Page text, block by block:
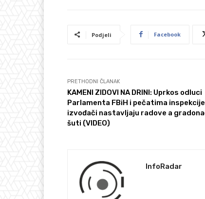
Podjeli Facebook
PRETHODNI ČLANAK
KAMENI ZIDOVI NA DRINI: Uprkos odluci
Parlamenta FBiH i pečatima inspekcije
izvođači nastavljaju radove a
šuti (VIDEO)
InfoRadar